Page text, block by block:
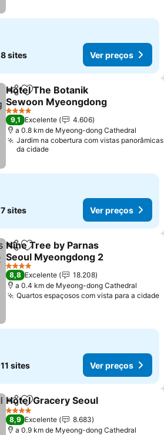
8 sites Ver preços
PartilharAdicionar aos favoritos
Hotel The Botanik
Sewoon Myeongdong
4 Estrelas
9,1 Excelente
4.606
a 0.8 km de Myeong-dong Cathedral
Jardim na cobertura com vistas panorâmicas
da cidade
7 sites Ver preços
PartilharAdicionar aos favoritos
Nine Tree by Parnas
Seoul Myeongdong 2
4 Estrelas
8,8 Excelente
18.208
a 0.4 km de Myeong-dong Cathedral
Quartos espaçosos com vista para a cidade
11 sites Ver preços
PartilharAdicionar aos favoritos
Hotel Gracery Seoul
4 Estrelas
8,9 Excelente
8.683
a 0.9 km de Myeong-dong Cathedral